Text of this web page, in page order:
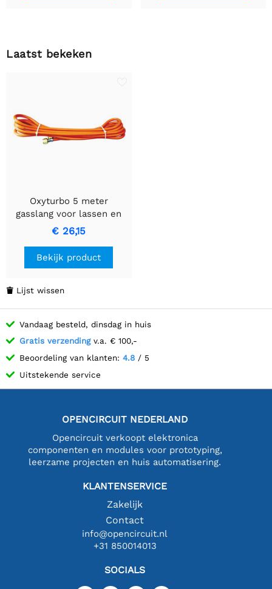
Laatst bekeken
Oxyturbo 5 meter
gasslang voor lassen en
snijden
€ 26,15
Bekijk product
 Lijst wissen
Vandaag besteld, dinsdag in huis
Gratis verzendingv.a. € 100,-
Beoordeling van klanten: 4.8 / 5
Uitstekende service
OPENCIRCUIT NEDERLAND
Opencircuit verkoopt elektronica
componenten en modules voor prototyping,
leerzame projecten en huis automatisering.
KLANTENSERVICE
Zakelijk
Contact
info@opencircuit.nl
+31 850014013
SOCIALS